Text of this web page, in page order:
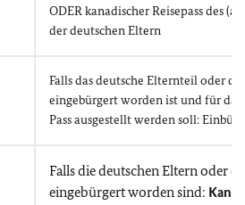
ODER kanadischer Reisepass des
der deutschen Eltern
Falls das deutsche Elternteil oder
eingebürgert worden ist und für
Pass ausgestellt werden soll:
Falls die deutschen Eltern oder
eingebürgert worden sind: